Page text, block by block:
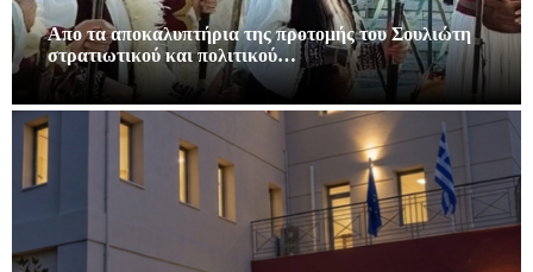
Απο τα αποκαλυπτήρια της προτομής του Σουλιώτη
στρατιωτικού και πολιτικού…